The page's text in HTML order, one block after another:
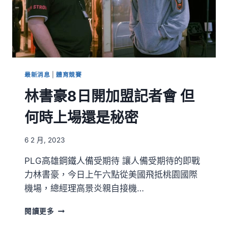
最新消息 |體育競賽
林書豪8日開加盟記者會 但
何時上場還是秘密
6 2 月, 2023
PLG高雄鋼鐵人備受期待 讓人備受期待的即戰
力林書豪，今日上午六點從美國飛抵桃園國際
機場，總經理高景炎親自接機…
閱讀更多